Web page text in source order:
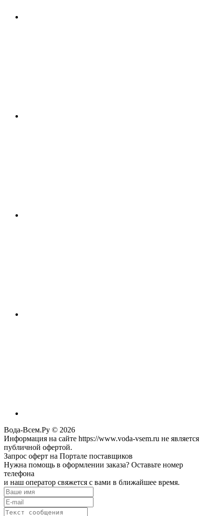
Вода-Всем.Ру © 2026
Информация на сайте https://www.voda-vsem.ru не является
публичной офертой.
Запрос оферт на Портале поставщиков
Нужна помощь в оформлении заказа? Оставьте номер
телефона
и наш оператор свяжется с вами в ближайшее время.